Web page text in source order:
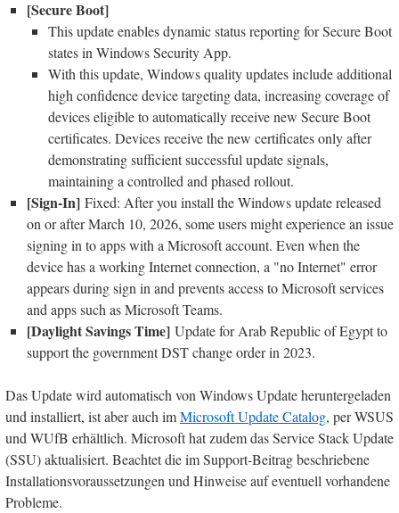
[Secure Boot]
This update enables dynamic status reporting for Secure Boot
states in Windows Security App.
With this update, Windows quality updates include additional
high confidence device targeting data, increasing coverage of
devices eligible to automatically receive new Secure Boot
certificates. Devices receive the new certificates only after
demonstrating sufficient successful update signals,
maintaining a controlled and phased rollout.
[Sign-In] Fixed: After you install the Windows update released
on or after March 10, 2026, some users might experience an issue
signing in to apps with a Microsoft account. Even when the
device has a working Internet connection, a "no Internet" error
appears during sign in and prevents access to Microsoft services
and apps such as Microsoft Teams.
[Daylight Savings Time] Update for Arab Republic of Egypt to
support the government DST change order in 2023.
Das Update wird automatisch von Windows Update heruntergeladen
und installiert, ist aber auch imMicrosoft Update Catalog, per WSUS
und WUfB erhältlich. Microsoft hat zudem das Service Stack Update
(SSU) aktualisiert. Beachtet die im Support-Beitrag beschriebene
Installationsvoraussetzungen und Hinweise auf eventuell vorhandene
Probleme.